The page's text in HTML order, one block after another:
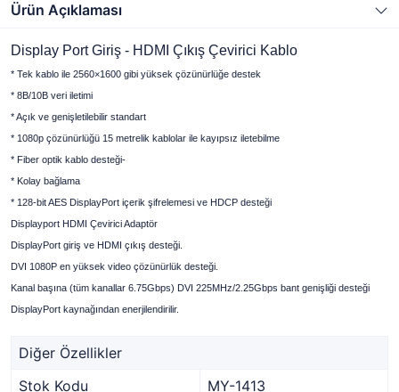
Ürün Açıklaması
Display Port Giriş - HDMI Çıkış Çevirici Kablo
* Tek kablo ile 2560×1600 gibi yüksek çözünürlüğe destek
* 8B/10B veri iletimi
* Açık ve genişletilebilir standart
* 1080p çözünürlüğü 15 metrelik kablolar ile kayıpsız iletebilme
* Fiber optik kablo desteği-
* Kolay bağlama
* 128-bit AES DisplayPort içerik şifrelemesi ve HDCP desteği
Displayport HDMI Çevirici Adaptör
DisplayPort giriş ve HDMI çıkış desteği.
DVI 1080P en yüksek video çözünürlük desteği.
Kanal başına (tüm kanallar 6.75Gbps) DVI 225MHz/2.25Gbps bant genişliği desteği
DisplayPort kaynağından enerjilendirilir.
Diğer Özellikler
Stok Kodu
MY-1413